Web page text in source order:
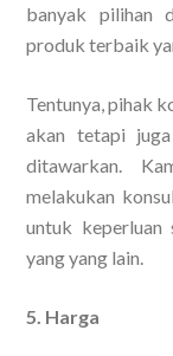
banyak pilihan
produk terbaik
Tentunya, pihak
akan tetapi
ditawarkan.
melakukan
untuk keperluan
yang yang lain.
5. Harga